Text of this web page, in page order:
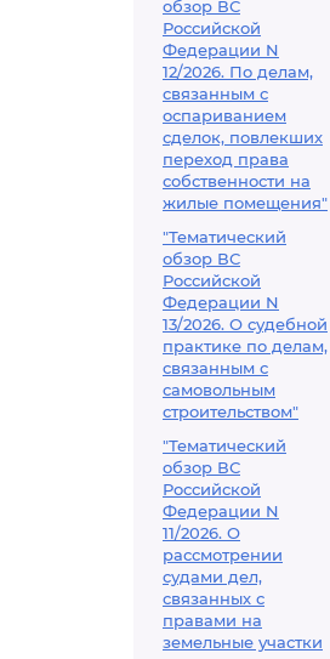
обзор ВС
Российской
Федерации N
12/2026. По делам,
связанным с
оспариванием
сделок, повлекших
переход права
собственности на
жилые помещения"
"Тематический
обзор ВС
Российской
Федерации N
13/2026. О судебной
практике по делам,
связанным с
самовольным
строительством"
"Тематический
обзор ВС
Российской
Федерации N
11/2026. О
рассмотрении
судами дел,
связанных с
правами на
земельные участки